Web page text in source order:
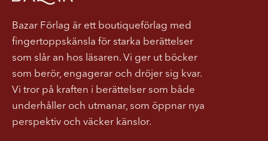
Bazar Förlag är ett boutiqueförlag med
fingertoppskänsla för starka berättelser
som slår an hos läsaren. Vi ger ut böcker
som berör, engagerar och dröjer sig kvar.
Vi tror på kraften i berättelser som både
underhåller och utmanar, som öppnar nya
perspektiv och väcker känslor.